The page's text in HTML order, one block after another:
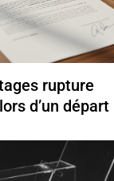
rupture
d’un départ